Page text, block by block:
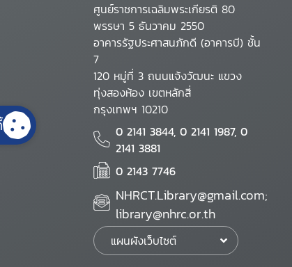
ศูนย์ราชการเฉลิมพระเกียรติ 80
พรรษา 5 ธันวาคม 2550
อาคารรัฐประศาสนภักดี (อาคารบี) ชั้น
7
120 หมู่ที่ 3 ถนนแจ้งวัฒนะ แขวง
ทุ่งสองห้อง เขตหลักสี่
กรุงเทพฯ 10210
0 2141 3844, 0 2141 1987, 0
2141 3881
0 2143 7746
NHRCT.Library@gmail.com;
library@nhrc.or.th
แผนผังเว็บไซต์